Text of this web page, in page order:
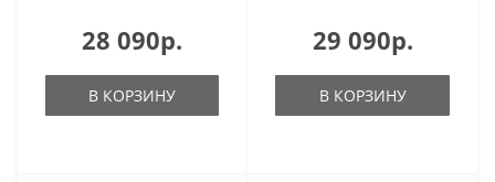
28 090р.
В КОРЗИНУ
29 090р.
В КОРЗИНУ